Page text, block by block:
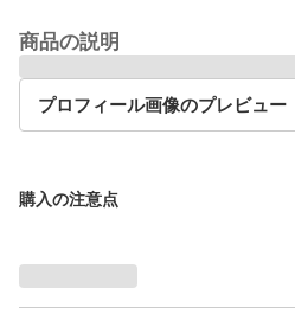
商品の説明
プロフィール画像のプレビュー
購入の注意点